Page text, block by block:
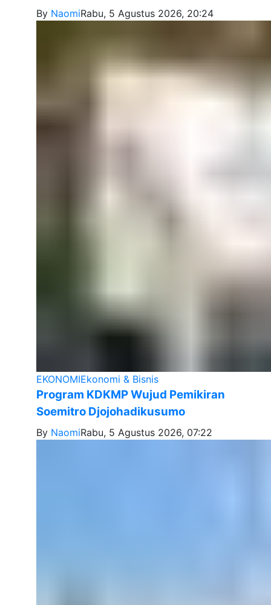
By NaomiRabu, 5 Agustus 2026, 20:24
EKONOMIEkonomi & Bisnis
Program KDKMP Wujud Pemikiran
Soemitro Djojohadikusumo
By NaomiRabu, 5 Agustus 2026, 07:22